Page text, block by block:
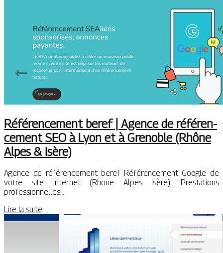
Référencement beref | Agence de référen­
ce­ment SEO à Lyon et à Grenoble (Rhône
Alpes & Isère)
Agence de référencement beref Référencement Google de
votre site Internet (Rhone Alpes Isère). Prestations
professionnelles…
Lire la suite